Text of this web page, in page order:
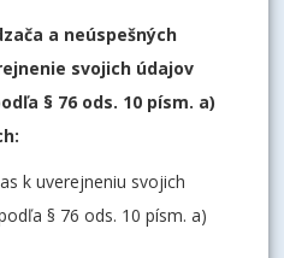
a neúspešných
svojich údajov
§ 76 ods. 10 písm. a)
k uverejneniu svojich
§ 76 ods. 10 písm. a)